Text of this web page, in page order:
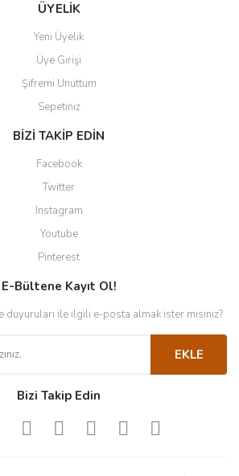
ÜYELİK
Yeni Üyelik
Üye Girişi
Şifremi Unuttum
Sepetiniz
BİZİ TAKİP EDİN
Facebook
Twitter
Instagram
Youtube
Pinterest
E-Bültene Kayıt Ol!
duyuruları ile ilgili e-posta almak ister misiniz?
EKLE
Bizi Takip Edin